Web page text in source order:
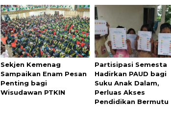
Sekjen Kemenag
Sampaikan Enam Pesan
Penting bagi
Wisudawan PTKIN
Partisipasi Semesta
Hadirkan PAUD bagi
Suku Anak Dalam,
Perluas Akses
Pendidikan Bermutu